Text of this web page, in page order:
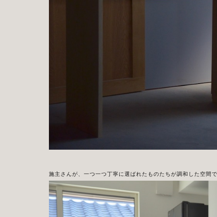
施主さんが、一つ一つ丁寧に選ばれたものたちが調和した空間